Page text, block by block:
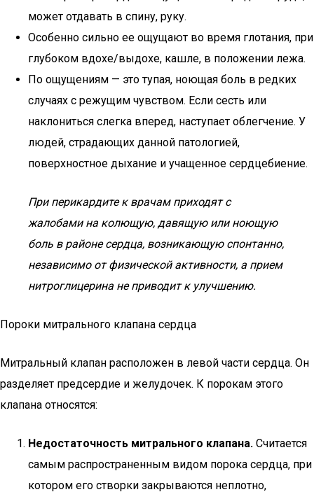
может отдавать в спину, руку.
Особенно сильно ее ощущают во время глотания, при
глубоком вдохе/выдохе, кашле, в положении лежа.
По ощущениям — это тупая, ноющая боль в редких
случаях с режущим чувством. Если сесть или
наклониться слегка вперед, наступает облегчение. У
людей, страдающих данной патологией,
поверхностное дыхание и учащенное сердцебиение.
При перикардите к врачам приходят с
жалобами на колющую, давящую или ноющую
боль в районе сердца, возникающую спонтанно,
независимо от физической активности, а прием
нитроглицерина не приводит к улучшению.
Пороки митрального клапана сердца
Митральный клапан расположен в левой части сердца. Он
разделяет предсердие и желудочек. К порокам этого
клапана относятся:
Недостаточность митрального клапана. Считается
самым распространенным видом порока сердца, при
котором его створки закрываются неплотно,